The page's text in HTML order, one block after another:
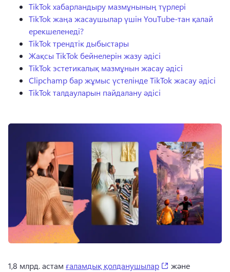
TikTok хабарландыру мазмұнының түрлері
TikTok жаңа жасаушылар үшін YouTube-тан қалай
ерекшеленеді?
TikTok трендтік дыбыстары
Жақсы TikTok бейнелерін жазу әдісі
TikTok эстетикалық мазмұнын жасау әдісі
Clipchamp бар жұмыс үстелінде TikTok жасау әдісі
TikTok талдауларын пайдалану әдісі
1,8 млрд. астам ғаламдық қолданушылар (opens in a new
және